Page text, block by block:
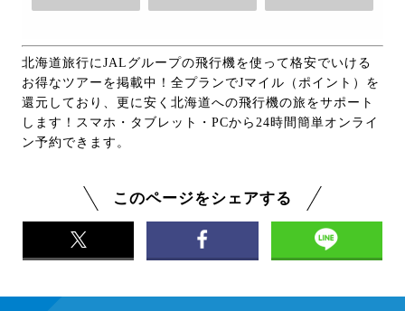
北海道旅行にJALグループの飛行機を使って格安でいける
お得なツアーを掲載中！全プランでJマイル（ポイント）を
還元しており、更に安く北海道への飛行機の旅をサポート
します！スマホ・タブレット・PCから24時間簡単オンライ
ン予約できます。
このページをシェアする